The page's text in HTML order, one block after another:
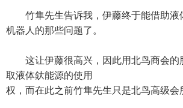
竹隼先生告诉我，伊藤终于能借助液
机器人的那些问题了。
这让伊藤很高兴，因此用北鸟商会的
取液体釱能源的使用
权，而在此之前竹隼先生只是北鸟高级会